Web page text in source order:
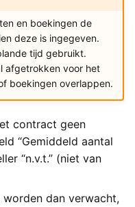
en boekingen de
deze is ingegeven.
tijd gebruikt.
afgetrokken voor het
boekingen overlappen.
contract geen
“Gemiddeld aantal
“n.v.t.” (niet van
dan verwacht,